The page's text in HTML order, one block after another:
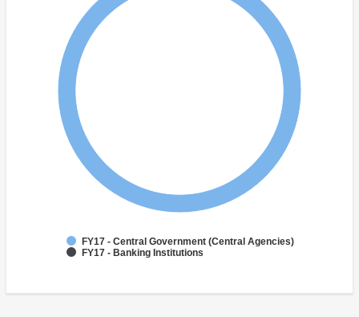
FY17 - Central Government (Central Agencies)
FY17 - Banking Institutions